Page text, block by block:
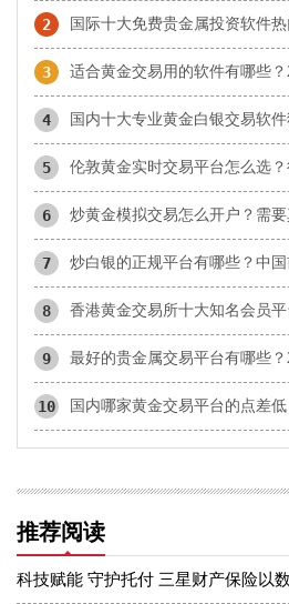
2 国际十大免费贵金属投资软件
3 适合黄金交易用的软件有哪些？
4 国内十大专业黄金白银交易软件
5
6 炒黄金模拟交易怎么开户？需要
7 炒白银的正规平台有哪些？中
8 香港黄金交易所十大知名会员平
9 最好的贵金属交易平台有哪些
10 国内哪家黄金交易平台的点差低
推荐阅读